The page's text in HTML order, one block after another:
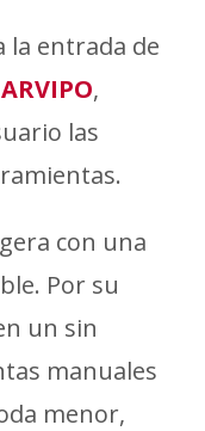
la entrada de
ARVIPO,
las
con una
Por su
un sin
manuales
menor,